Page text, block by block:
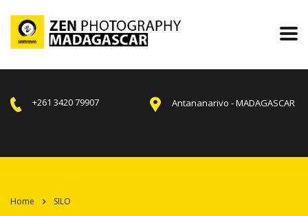
+261 3420 79907 Antananarivo - MADAGASCAR
Home SILO